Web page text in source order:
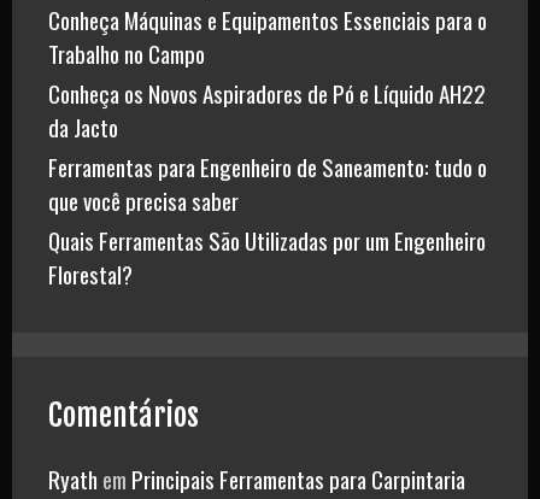
Conheça Máquinas e Equipamentos Essenciais para o
Trabalho no Campo
Conheça os Novos Aspiradores de Pó e Líquido AH22
da Jacto
Ferramentas para Engenheiro de Saneamento: tudo o
que você precisa saber
Quais Ferramentas São Utilizadas por um Engenheiro
Florestal?
Comentários
Ryath em Principais Ferramentas para Carpintaria